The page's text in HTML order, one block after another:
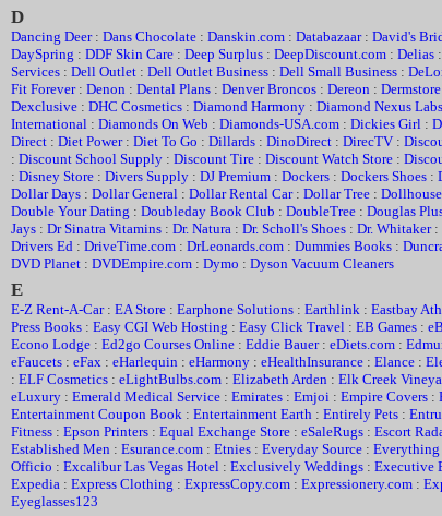
D
Dancing Deer: Dans Chocolate : Danskin.com : Databazaar: David's
DaySpring : DDF Skin Care : Deep Surplus : DeepDiscount.com : Delias :
Services : Dell Outlet : Dell Outlet Business : Dell Small Business :
Fit Forever: Denon : Dental Plans : Denver Broncos : Dereon : Dermstore
Dexclusive : DHC Cosmetics : Diamond Harmony : Diamond Nexus Labs
International : Diamonds On Web : Diamonds-USA.com : Dickies Girl :
Direct : Diet Power: Diet To Go : Dillards : DinoDirect : DirecTV :
: Discount School Supply : Discount Tire : Discount Watch Store :
: Disney Store : Divers Supply : DJ Premium : Dockers : Dockers Shoes :
Dollar Days : Dollar General : Dollar Rental Car: Dollar Tree :
Double Your Dating : Doubleday Book Club : DoubleTree : Douglas
Jays : Dr Sinatra Vitamins : Dr. Natura : Dr. Scholl's Shoes : Dr. Whitaker:
Drivers Ed : DriveTime.com : DrLeonards.com : Dummies Books :
DVD Planet : DVDEmpire.com : Dymo : Dyson Vacuum Cleaners
E
E-Z Rent-A-Car: EA Store : Earphone Solutions : Earthlink : Eastbay
Press Books : Easy CGI Web Hosting : Easy Click Travel : EB Games :
Econo Lodge : Ed2go Courses Online : Eddie Bauer: eDiets.com :
eFaucets : eFax : eHarlequin : eHarmony : eHealthInsurance : Elance :
: ELF Cosmetics : eLightBulbs.com : Elizabeth Arden : Elk Creek
eLuxury : Emerald Medical Service : Emirates : Emjoi : Empire Covers :
Entertainment Coupon Book : Entertainment Earth : Entirely Pets :
Fitness : Epson Printers : Equal Exchange Store : eSaleRugs : Escort
Established Men : Esurance.com : Etnies : Everyday Source :
Officio : Excalibur Las Vegas Hotel : Exclusively Weddings : Executive
Expedia : Express Clothing : ExpressCopy.com : Expressionery.com :
Eyeglasses123